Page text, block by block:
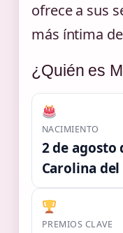
ofrece a sus
más íntima
¿Quién es
NACIMIENTO
2 de agosto
Carolina del
PREMIOS CLAVE